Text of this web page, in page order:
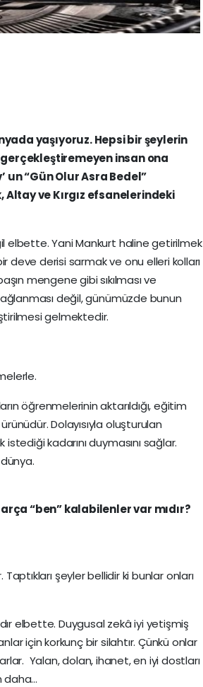
yaşıyoruz. Hepsi bir şeylerin
insan ona
“Gün Olur Asra Bedel”
ve Kırgız efsanelerindeki
Yani Mankurt haline getirilmek
deve derisi sarmak ve onu elleri kolları
mengene gibi sıkılması ve
değil, günümüzde bunun
gelmektedir.
öğrenmelerinin aktarıldığı, eğitim
Dolayısıyla oluşturulan
kadarını duymasını sağlar.
“ben” kalabilenler var mıdır?
Taptıkları şeyler bellidir ki bunlar onları
elbette. Duygusal zekâ iyi yetişmiş
için korkunç bir silahtır. Çünkü onlar
Yalan, dolan, ihanet, en iyi dostları
daha…